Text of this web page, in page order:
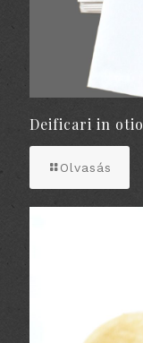
Deificari in otio
Olvasás